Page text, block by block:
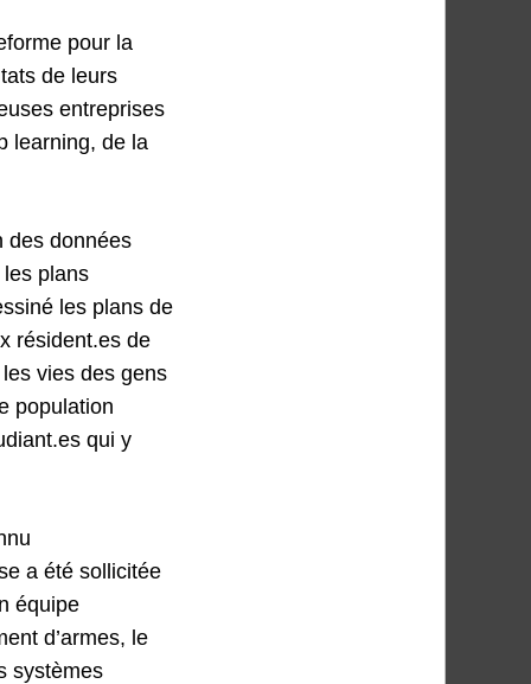
pour la
de leurs
entreprises
learning, de la
des données
plans
les plans de
résident.es de
vies des gens
population
qui y
a été sollicitée
équipe
d’armes, le
systèmes